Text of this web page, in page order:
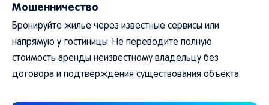
Мошенничество
Бронируйте жилье через известные сервисы или
напрямую у гостиницы. Не переводите полную
стоимость аренды неизвестному владельцу без
договора и подтверждения существования объекта.